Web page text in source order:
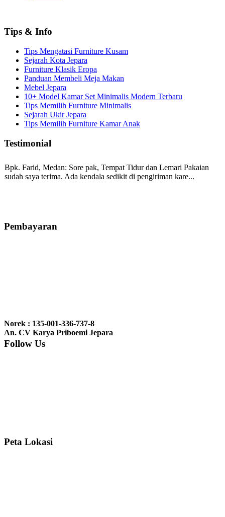
Tips & Info
Tips Mengatasi Furniture Kusam
Sejarah Kota Jepara
Furniture Klasik Eropa
Panduan Membeli Meja Makan
Mebel Jepara
10+ Model Kamar Set Minimalis Modern Terbaru
Tips Memilih Furniture Minimalis
Sejarah Ukir Jepara
Tips Memilih Furniture Kamar Anak
Testimonial
Bpk. Farid, Medan: Sore pak, Tempat Tidur dan Lemari Pakaian
sudah saya terima. Ada kendala sedikit di pengiriman kare...
bale2 dan kursi teras saya sudah saya terima dan p...
nyesel deh beli geby...
Pembayaran
Norek : 135-001-336-737-8
An. CV Karya Priboemi Jepara
Follow Us
Peta Lokasi